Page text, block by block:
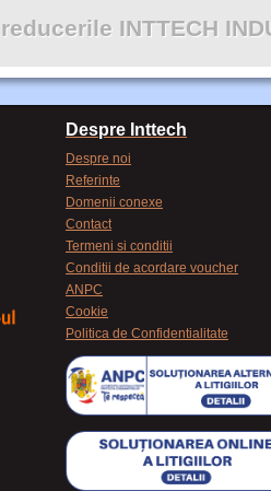
INTTECH
Despre Inttech
Despre noi
Referinte
Domenii conexe
Contact
Termeni si conditii
Conditii de acordare voucher
ANPC
Cookie
Politica de Confidentialitate